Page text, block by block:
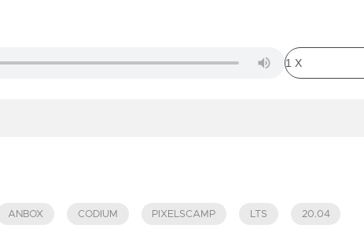
ANBOX CODIUM PIXELSCAMP LTS 20.04